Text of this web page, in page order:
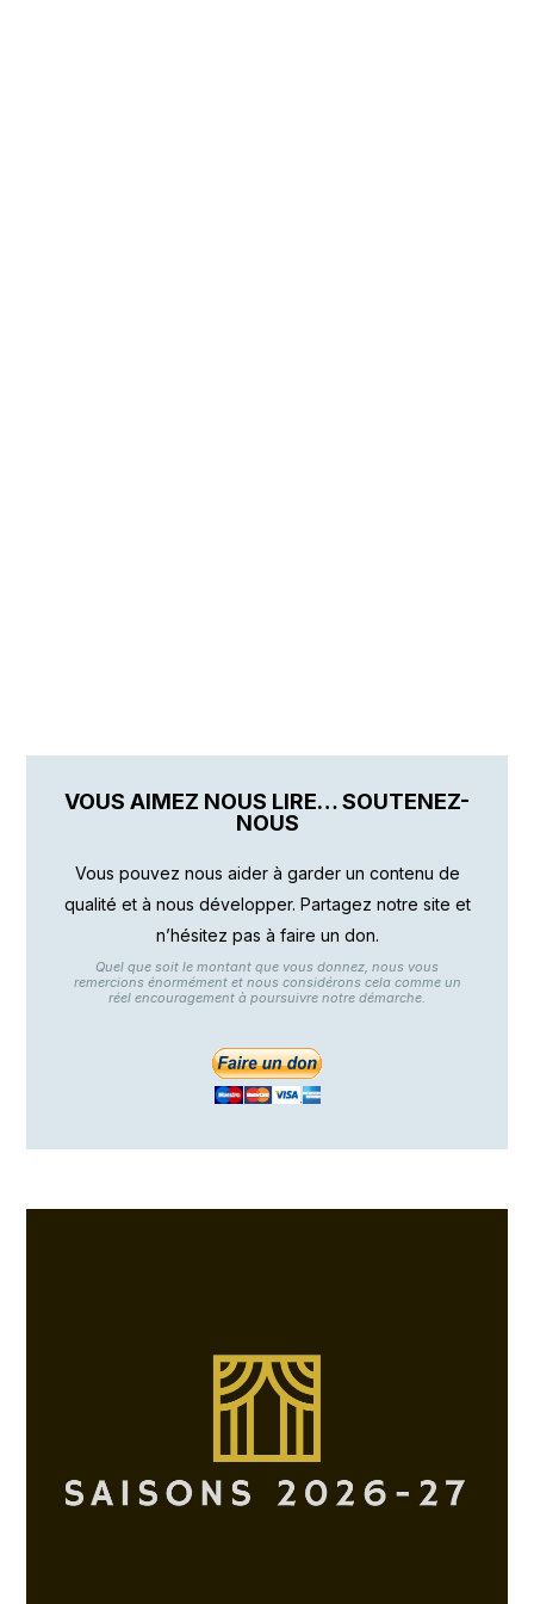
VOUS AIMEZ NOUS LIRE… SOUTENEZ-
NOUS
Vous pouvez nous aider à garder un contenu de
qualité et à nous développer. Partagez notre site et
n’hésitez pas à faire un don.
Quel que soit le montant que vous donnez, nous vous
remercions énormément et nous considérons cela comme un
réel encouragement à poursuivre notre démarche.